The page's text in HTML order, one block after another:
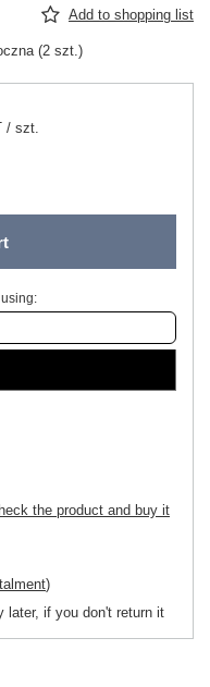
Add to shopping list
(2 szt.)
/ szt.
the product and buy it
)
later, if you don't return it